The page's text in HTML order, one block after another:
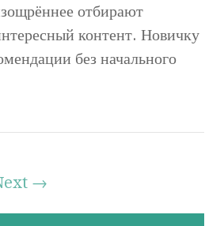
отбирают
контент. Новичку
без начального
→